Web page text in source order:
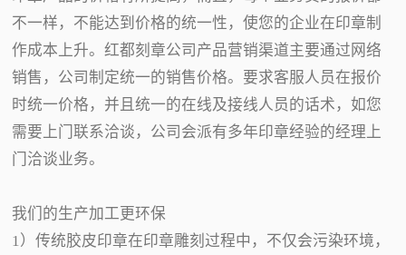
不一样，不能达到价格的统一性，使您的企业在印章制
作成本上升。红都刻章公司产品营销渠道主要通过网络
销售，公司制定统一的销售价格。要求客服人员在报价
时统一价格，并且统一的在线及接线人员的话术，如您
需要上门联系洽谈，公司会派有多年印章经验的经理上
门洽谈业务。
我们的生产加工更环保
1）传统胶皮印章在印章雕刻过程中，不仅会污染环境，